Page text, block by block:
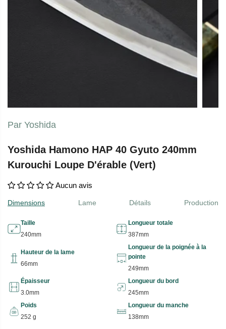
Par Yoshida
Yoshida Hamono HAP 40 Gyuto 240mm
Kurouchi Loupe D'érable (Vert)
Aucun avis
Dimensions Lame Détails Production
Taille
240mm
Longueur totale
387mm
Hauteur de la lame
66mm
Longueur de la poignée à la
pointe
249mm
Épaisseur
3.0mm
Longueur du bord
245mm
Poids
252 g
Longueur du manche
138mm